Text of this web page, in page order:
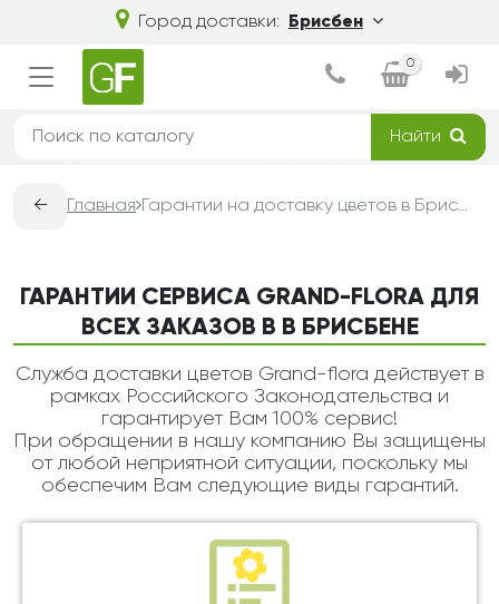
Город доставки: Брисбен
0
Найти
← Главная Гарантии на доставку цветов в Брисбене — Grand-Flora
ГАРАНТИИ СЕРВИСА GRAND-FLORA ДЛЯ
ВСЕХ ЗАКАЗОВ В В БРИСБЕНЕ
Служба доставки цветов Grand-flora действует в
рамках Российского Законодательства и
гарантирует Вам 100% сервис!
При обращении в нашу компанию Вы защищены
от любой неприятной ситуации, поскольку мы
обеспечим Вам следующие виды гарантий.